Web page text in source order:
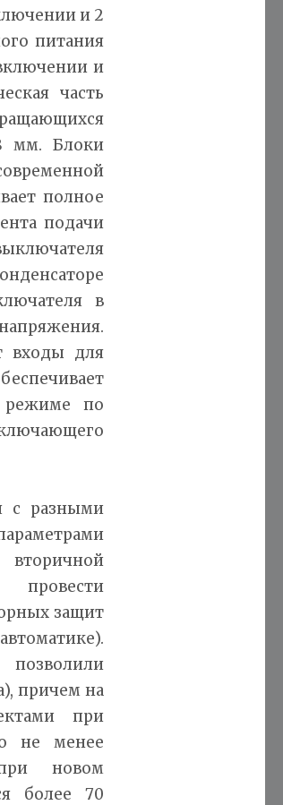
и 2
питания
и
часть
мм. Блоки
полное
подачи
в
входы для
режиме по
с разными
защит
причем на
при
не менее
новом
более 70